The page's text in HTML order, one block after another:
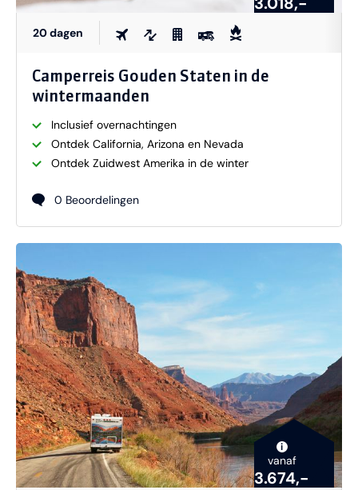
20 dagen
Camperreis Gouden Staten in de
wintermaanden
Inclusief overnachtingen
Ontdek California, Arizona en Nevada
Ontdek Zuidwest Amerika in de winter
0 Beoordelingen
i
vanaf
3.674,-